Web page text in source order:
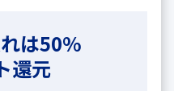
は50%
還元